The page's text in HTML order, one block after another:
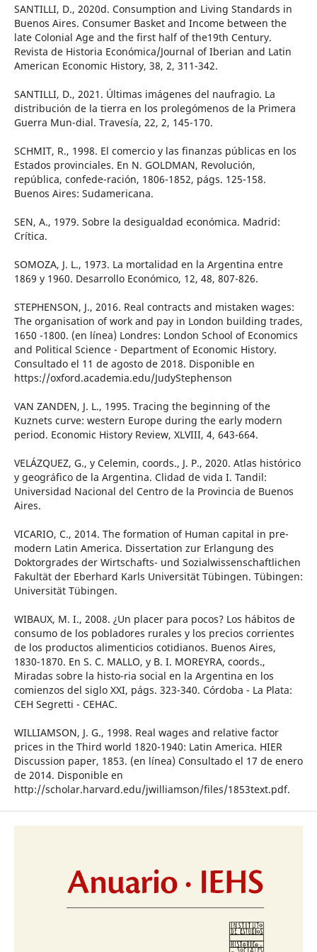
SANTILLI, D., 2020d. Consumption and Living Standards in
Buenos Aires. Consumer Basket and Income between the
late Colonial Age and the first half of the19th Century.
Revista de Historia Económica/Journal of Iberian and Latin
American Economic History, 38, 2, 311-342.
SANTILLI, D., 2021. Últimas imágenes del naufragio. La
distribución de la tierra en los prolegómenos de la Primera
Guerra Mun-dial. Travesía, 22, 2, 145-170.
SCHMIT, R., 1998. El comercio y las finanzas públicas en los
Estados provinciales. En N. GOLDMAN, Revolución,
república, confede-ración, 1806-1852, págs. 125-158.
Buenos Aires: Sudamericana.
SEN, A., 1979. Sobre la desigualdad económica. Madrid:
Crítica.
SOMOZA, J. L., 1973. La mortalidad en la Argentina entre
1869 y 1960. Desarrollo Económico, 12, 48, 807-826.
STEPHENSON, J., 2016. Real contracts and mistaken wages:
The organisation of work and pay in London building trades,
1650 -1800. (en línea) Londres: London School of Economics
and Political Science - Department of Economic History.
Consultado el 11 de agosto de 2018. Disponible en
https://oxford.academia.edu/JudyStephenson
VAN ZANDEN, J. L., 1995. Tracing the beginning of the
Kuznets curve: western Europe during the early modern
period. Economic History Review, XLVIII, 4, 643-664.
VELÁZQUEZ, G., y Celemin, coords., J. P., 2020. Atlas histórico
y geográfico de la Argentina. Clidad de vida I. Tandil:
Universidad Nacional del Centro de la Provincia de Buenos
Aires.
VICARIO, C., 2014. The formation of Human capital in pre-
modern Latin America. Dissertation zur Erlangung des
Doktorgrades der Wirtschafts- und Sozialwissenschaftlichen
Fakultät der Eberhard Karls Universität Tübingen. Tübingen:
Universität Tübingen.
WIBAUX, M. I., 2008. ¿Un placer para pocos? Los hábitos de
consumo de los pobladores rurales y los precios corrientes
de los productos alimenticios cotidianos. Buenos Aires,
1830-1870. En S. C. MALLO, y B. I. MOREYRA, coords.,
Miradas sobre la histo-ria social en la Argentina en los
comienzos del siglo XXI, págs. 323-340. Córdoba - La Plata:
CEH Segretti - CEHAC.
WILLIAMSON, J. G., 1998. Real wages and relative factor
prices in the Third world 1820-1940: Latin America. HIER
Discussion paper, 1853. (en línea) Consultado el 17 de enero
de 2014. Disponible en
http://scholar.harvard.edu/jwilliamson/files/1853text.pdf.